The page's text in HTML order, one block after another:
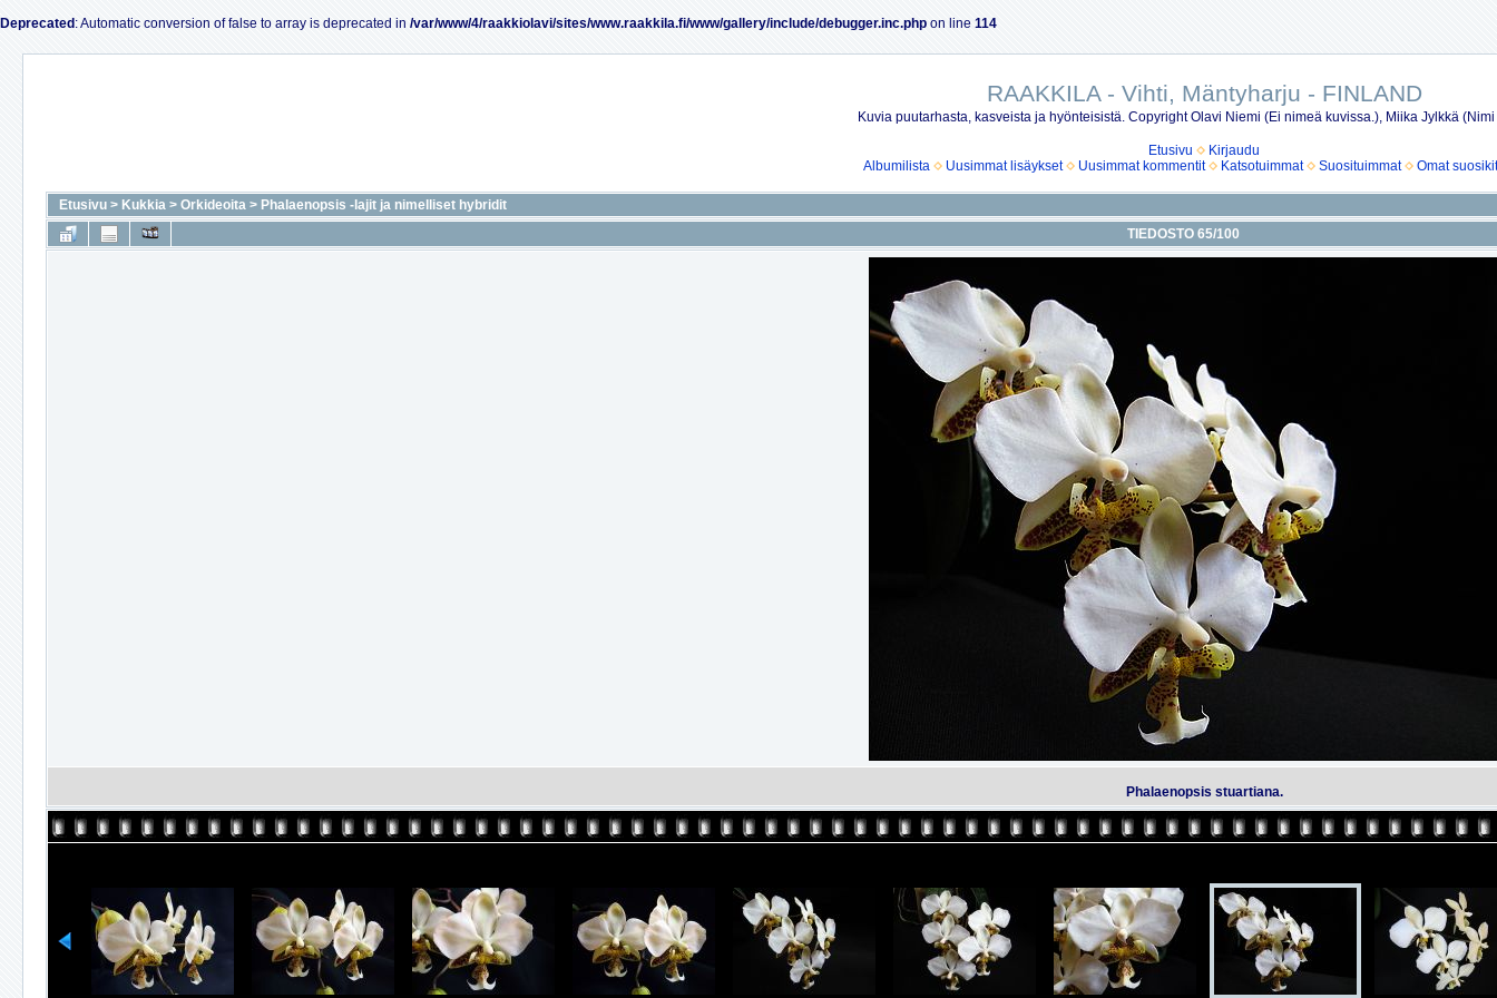
Deprecated : Automatic conversion of false to array is deprecated in /var/www/4/raakkiolavi/sites/www.raakkila.fi/www/gallery/include/debugger.inc.php on line 114
RAAKKILA - Vihti, Mäntyharju - FINLAND
Kuvia puutarhasta, kasveista ja hyönteisistä. Copyright Olavi Niemi (Ei nimeä kuvissa.), Miika Jylkkä
Etusivu
Kirjaudu
Albumilista
Uusimmat lisäykset Uusimmat kommentit Katsotuimmat Suosituimmat Omat suosikit
Etusivu > Kukkia > Orkideoita > Phalaenopsis -lajit ja nimelliset hybridit
TIEDOSTO 65/100
Phalaenopsis stuartiana.